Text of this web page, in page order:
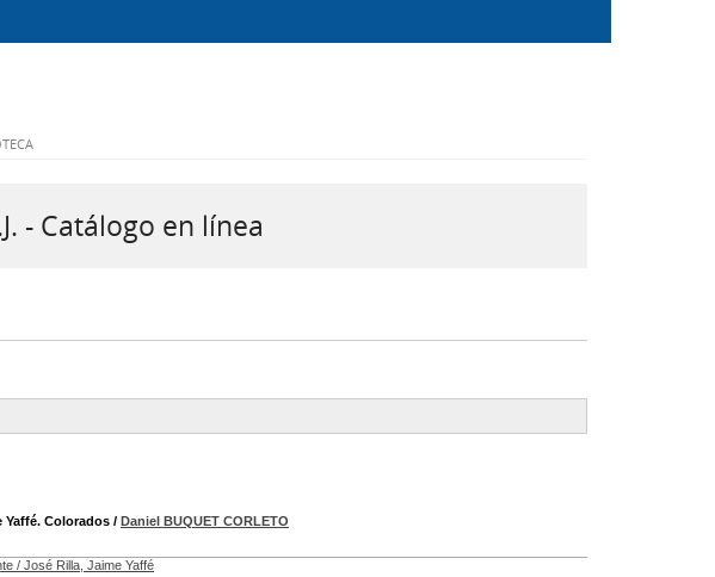
- Catálogo en línea
Colorados / Daniel BUQUET CORLETO
/ José Rilla, Jaime Yaffé